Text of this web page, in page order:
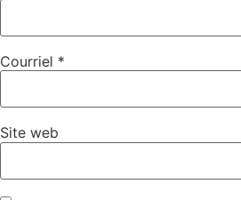
Courriel *
Site web